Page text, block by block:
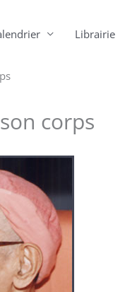
Librairie
corps